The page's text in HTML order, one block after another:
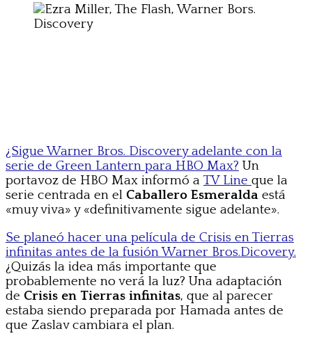
¿Sigue Warner Bros. Discovery adelante con la
serie de Green Lantern para HBO Max? Un
portavoz de HBO Max informó a TV Line que la
serie centrada en el Caballero Esmeralda está
«muy viva» y «definitivamente sigue adelante».
Se planeó hacer una película de Crisis en Tierras
infinitas antes de la fusión Warner Bros.Dicovery.
¿Quizás la idea más importante que
probablemente no verá la luz? Una adaptación
de Crisis en Tierras infinitas, que al parecer
estaba siendo preparada por Hamada antes de
que Zaslav cambiara el plan.